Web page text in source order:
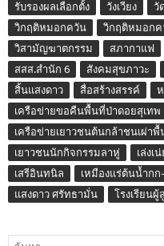
รับรองผลเลือกตั้ง
วังเวียง วั
วิกฤติหมอกควัน
วิกฤติหมอกค
วิสามัญฆาตกรรม
สภากาแฟ
สสส.สำนัก 6
สังคมสุขภาวะ
สิ้นแสงดาว
สื่อสร้างสรรค์
เครือข่ายขอคืนพื้นที่ป่าดอยสุเทพ
เครือข่ายเยาวชนต้นกล้าชนเผ่าพื้
เยาวชนนักกิจกรรมลาหู่
เล่งเ
เสรีอินทนิล
เหมืองแร่ต้นน้ำกก
แสงดาว ศรัทธามั่น
โรงเรียนผู้